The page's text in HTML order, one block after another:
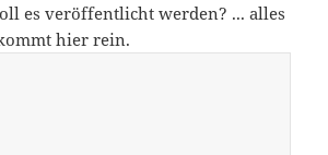
es veröffentlicht werden? ... alles
hier rein.